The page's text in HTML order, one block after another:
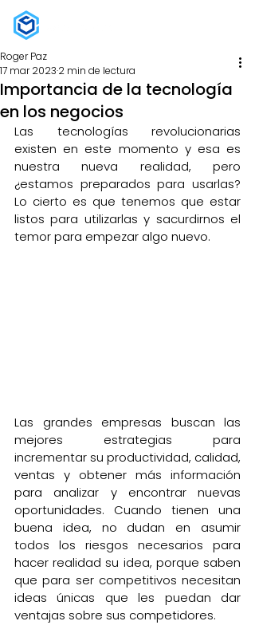
Importancia de la tecnología
en los negocios
Roger Paz
17 mar 2023 2 min de lectura
Las tecnologías revolucionarias
existen en este momento y esa es
nuestra nueva realidad, pero
¿estamos preparados para usarlas?
Lo cierto es que tenemos que estar
listos para utilizarlas y sacurdirnos el
temor para empezar algo nuevo.
Las grandes empresas buscan las
mejores estrategias para
incrementar su productividad, calidad,
ventas y obtener más información
para analizar y encontrar nuevas
oportunidades. Cuando tienen una
buena idea, no dudan en asumir
todos los riesgos necesarios para
hacer realidad su idea, porque saben
que para ser competitivos necesitan
ideas únicas que les puedan dar
ventajas sobre sus competidores.